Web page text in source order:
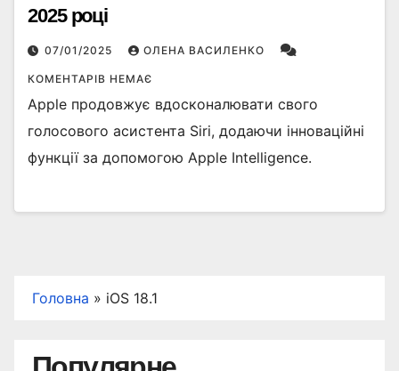
2025 році
07/01/2025 ОЛЕНА ВАСИЛЕНКО
КОМЕНТАРІВ НЕМАЄ
Apple продовжує вдосконалювати свого
голосового асистента Siri, додаючи інноваційні
функції за допомогою Apple Intelligence.
Головна » iOS 18.1